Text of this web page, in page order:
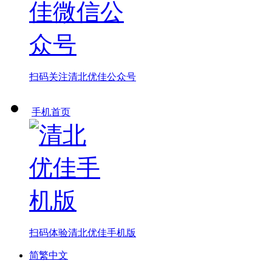
扫码关注清北优佳公众号
手机首页
扫码体验清北优佳手机版
简繁中文